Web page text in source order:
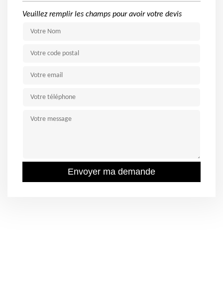
Veuillez remplir les champs pour avoir votre devis